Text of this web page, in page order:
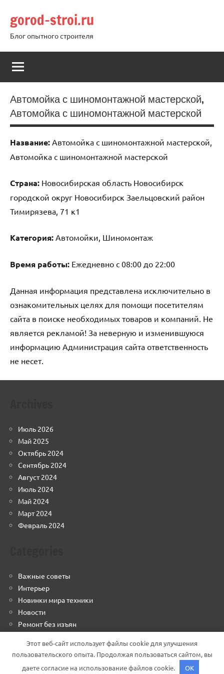
содержимому
gorod-stroi.ru
Блог опытного строителя
Автомойка с шиномонтажной мастерской,
Автомойка с шиномонтажной мастерской
Название: Автомойка с шиномонтажной мастерской,
Автомойка с шиномонтажной мастерской
Страна: Новосибирская область Новосибирск
городской округ Новосибирск Заельцовский район
Тимирязева, 71 к1
Категория: Автомойки, Шиномонтаж
Время работы: Ежедневно с 08:00 до 22:00
Данная информация представлена исключительно в
ознакомительных целях для помощи посетителям
сайта в поиске необходимых товаров и компаний. Не
является рекламой! За неверную и изменившуюся
информацию Администрация сайта ответственность
не несет.
Июль 2026
Май 2025
Октябрь 2024
Сентябрь 2024
Август 2024
Июль 2024
Май 2024
Март 2024
Февраль 2024
Важные советы
Интерьер
Новинки мира техники
Новости
Ремонт без изъян
Финансовый навигатор
Тема WordPress: Dynamico от ThemeZee.
Этот веб-сайт использует файлы cookie для улучшения
пользовательского опыта. Продолжая пользоваться сайтом, вы
даете согласие на использование файлов cookie.
OK